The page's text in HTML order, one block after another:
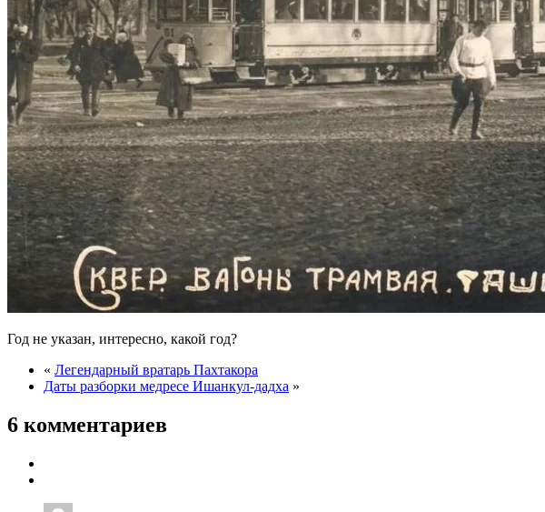
Год не указан, интересно, какой год?
« Легендарный вратарь Пахтакора
Даты разборки медресе Ишанкул-дадха »
6 комментариев